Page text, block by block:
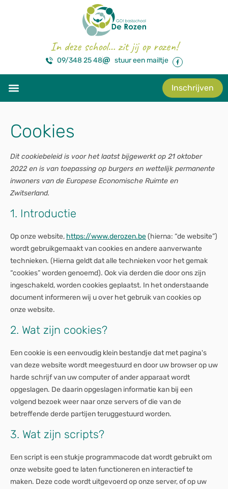
In deze school… zit jij op rozen!
09/348 25 48 stuur een mailtje
Inschrijven
Cookies
Dit cookiebeleid is voor het laatst bijgewerkt op 21 oktober
2022 en is van toepassing op burgers en wettelijk permanente
inwoners van de Europese Economische Ruimte en
Zwitserland.
1. Introductie
Op onze website, https://www.derozen.be(hierna: “de website”)
wordt gebruikgemaakt van cookies en andere aanverwante
technieken. (Hierna geldt dat alle technieken voor het gemak
“cookies” worden genoemd). Ook via derden die door ons zijn
ingeschakeld, worden cookies geplaatst. In het onderstaande
document informeren wij u over het gebruik van cookies op
onze website.
2. Wat zijn cookies?
Een cookie is een eenvoudig klein bestandje dat met pagina's
van deze website wordt meegestuurd en door uw browser op uw
harde schrijf van uw computer of ander apparaat wordt
opgeslagen. De daarin opgeslagen informatie kan bij een
volgend bezoek weer naar onze servers of die van de
betreffende derde partijen teruggestuurd worden.
3. Wat zijn scripts?
Een script is een stukje programmacode dat wordt gebruikt om
onze website goed te laten functioneren en interactief te
maken. Deze code wordt uitgevoerd op onze server, of op uw